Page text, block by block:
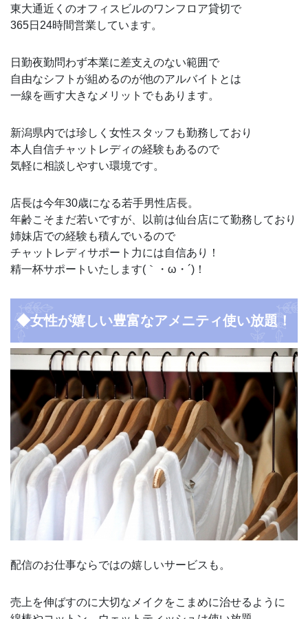
東大通近くのオフィスビルのワンフロア貸切で
365日24時間営業しています。
日勤夜勤問わず本業に差支えのない範囲で
自由なシフトが組めるのが他のアルバイトとは
一線を画す大きなメリットでもあります。
新潟県内では珍しく女性スタッフも勤務しており
本人自信チャットレディの経験もあるので
気軽に相談しやすい環境です。
店長は今年30歳になる若手男性店長。
年齢こそまだ若いですが、以前は仙台店にて勤務しており
姉妹店での経験も積んでいるので
チャットレディサポート力には自信あり！
精一杯サポートいたします(｀・ω・´)！
◆女性が嬉しい豊富なアメニティ使い放題！
配信のお仕事ならではの嬉しいサービスも。
売上を伸ばすのに大切なメイクをこまめに治せるように